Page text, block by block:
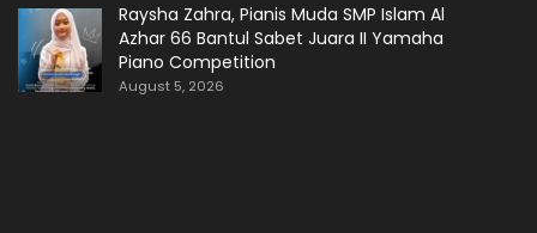
Raysha Zahra, Pianis Muda SMP Islam Al
Azhar 66 Bantul Sabet Juara II Yamaha
Piano Competition
August 5, 2026